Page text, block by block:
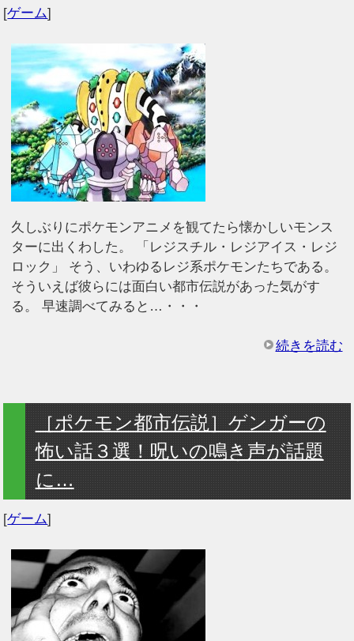
[ゲーム]
久しぶりにポケモンアニメを観てたら懐かしいモンス
ターに出くわした。 「レジスチル・レジアイス・レジ
ロック」 そう、いわゆるレジ系ポケモンたちである。
そういえば彼らには面白い都市伝説があった気がす
る。 早速調べてみると…・・・
続きを読む
［ポケモン都市伝説］ゲンガーの
怖い話３選！呪いの鳴き声が話題
に…
[ゲーム]